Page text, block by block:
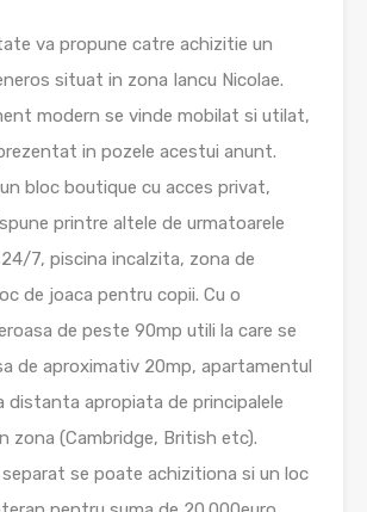
va propune catre achizitie un
situat in zona Iancu Nicolae.
modern se vinde mobilat si utilat,
in pozele acestui anunt.
bloc boutique cu acces privat,
printre altele de urmatoarele
7, piscina incalzita, zona de
de joaca pentru copii. Cu o
de peste 90mp utili la care se
de aproximativ 20mp, apartamentul
distanta apropiata de principalele
zona (Cambridge, British etc).
se poate achizitiona si un loc